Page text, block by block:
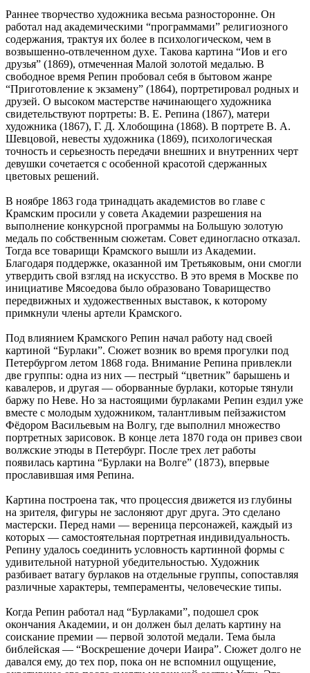
Раннее творчество художника весьма разносторонне. Он
работал над академическими “программами” религиозного
содержания, трактуя их более в психологическом, чем в
возвышенно-отвлеченном духе. Такова картина “Иов и его
друзья” (1869), отмеченная Малой золотой медалью. В
свободное время Репин пробовал себя в бытовом жанре
“Приготовление к экзамену” (1864), портретировал родных и
друзей. О высоком мастерстве начинающего художника
свидетельствуют портреты: В. Е. Репина (1867), матери
художника (1867), Г. Д. Хлобощина (1868). В портрете В. А.
Шевцовой, невесты художника (1869), психологическая
точность и серьезность передачи внешних и внутренних черт
девушки сочетается с особенной красотой сдержанных
цветовых решений.
В ноябре 1863 года тринадцать академистов во главе с
Крамским просили у совета Академии разрешения на
выполнение конкурсной программы на Большую золотую
медаль по собственным сюжетам. Совет единогласно отказал.
Тогда все товарищи Крамского вышли из Академии.
Благодаря поддержке, оказанной им Третьяковым, они смогли
утвердить свой взгляд на искусство. В это время в Москве по
инициативе Мясоедова было образовано Товарищество
передвижных и художественных выставок, к которому
примкнули члены артели Крамского.
Под влиянием Крамского Репин начал работу над своей
картиной “Бурлаки”. Сюжет возник во время прогулки под
Петербургом летом 1868 года. Внимание Репина привлекли
две группы: одна из них — пестрый “цветник” барышень и
кавалеров, и другая — оборванные бурлаки, которые тянули
баржу по Неве. Но за настоящими бурлаками Репин ездил уже
вместе с молодым художником, талантливым пейзажистом
Фёдором Васильевым на Волгу, где выполнил множество
портретных зарисовок. В конце лета 1870 года он привез свои
волжские этюды в Петербург. После трех лет работы
появилась картина “Бурлаки на Волге” (1873), впервые
прославившая имя Репина.
Картина построена так, что процессия движется из глубины
на зрителя, фигуры не заслоняют друг друга. Это сделано
мастерски. Перед нами — вереница персонажей, каждый из
которых — самостоятельная портретная индивидуальность.
Репину удалось соединить условность картинной формы с
удивительной натурной убедительностью. Художник
разбивает ватагу бурлаков на отдельные группы, сопоставляя
различные характеры, темпераменты, человеческие типы.
Когда Репин работал над “Бурлаками”, подошел срок
окончания Академии, и он должен был делать картину на
соискание премии — первой золотой медали. Тема была
библейская — “Воскрешение дочери Иаира”. Сюжет долго не
давался ему, до тех пор, пока он не вспомнил ощущение,